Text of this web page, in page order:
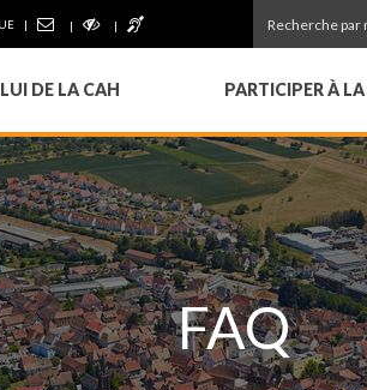
DE LA CAH PARTICIPER À
FAQ